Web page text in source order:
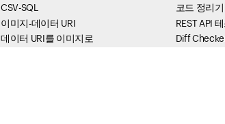
CSV-SQL
이미지-데이터 URI
데이터 URI를 이미지로
코드 정리기
REST API
Diff